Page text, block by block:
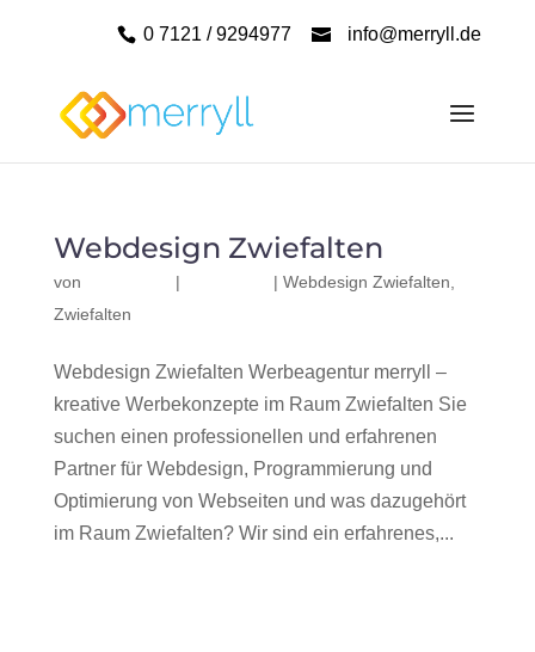
0 7121 / 9294977 info@merryll.de
Webdesign Zwiefalten
von | | Webdesign Zwiefalten
Zwiefalten
Webdesign Zwiefalten Werbeagentur merryll –
kreative Werbekonzepte im Raum Zwiefalten Sie
suchen einen professionellen und erfahrenen
Partner für Webdesign, Programmierung und
Optimierung von Webseiten und was dazugehört
im Raum Zwiefalten? Wir sind ein erfahrenes,...